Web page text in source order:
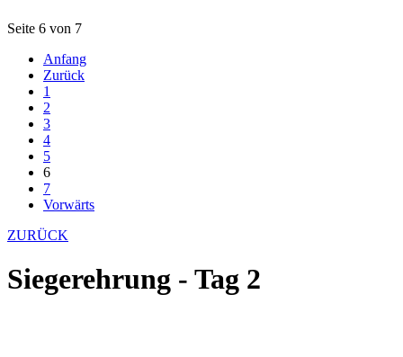
Seite 6 von 7
Anfang
Zurück
1
2
3
4
5
6
7
Vorwärts
ZURÜCK
Siegerehrung - Tag 2